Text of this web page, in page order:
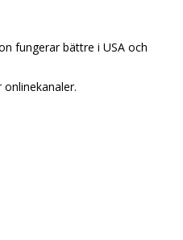
fungerar bättre i USA och